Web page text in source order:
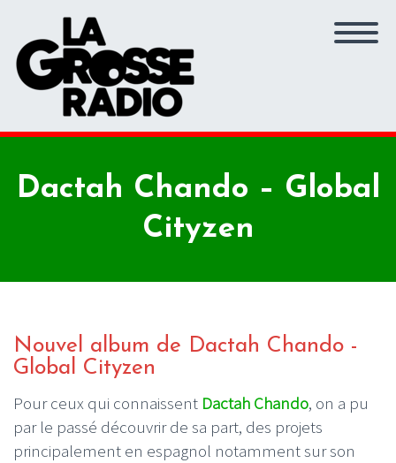
Dactah Chando – Global
Cityzen
Nouvel album de Dactah Chando -
Global Cityzen
Pour ceux qui connaissent Dactah Chando, on a pu
par le passé découvrir de sa part, des projets
principalement en espagnol notamment sur son